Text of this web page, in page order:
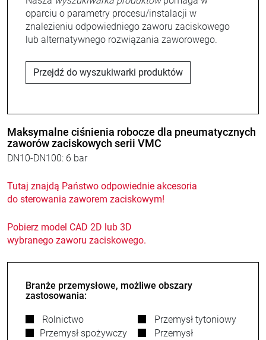
oparciu o parametry procesu/instalacji w
znalezieniu odpowiedniego zaworu zaciskowego
lub alternatywnego rozwiązania zaworowego.
Przejdź do wyszukiwarki produktów
Maksymalne ciśnienia robocze dla pneumatycznych
zaworów zaciskowych serii VMC
DN10-DN100: 6 bar
Tutaj znajdą Państwo odpowiednie akcesoria
do sterowania zaworem zaciskowym!
Pobierz model CAD 2D lub 3D
wybranego zaworu zaciskowego.
Branże przemysłowe, możliwe obszary
zastosowania:
Rolnictwo
Przemysł spożywczy
Przemysł tytoniowy
Przemysł